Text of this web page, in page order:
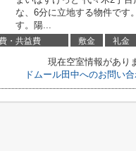
な、6分に立地する物件です
す。陽...
・共益費 敷金 礼金
現在空室情報があり
ドムール田中へのお問い